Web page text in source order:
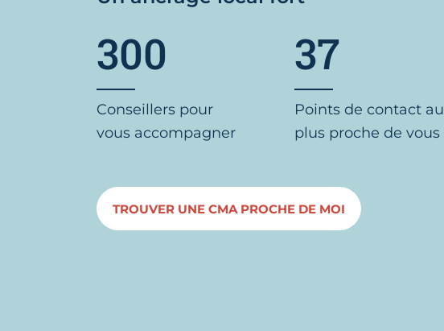
300
Conseillers pour
vous accompagner
37
Points de contact au
plus proche de vous
TROUVER UNE CMA PROCHE DE MOI